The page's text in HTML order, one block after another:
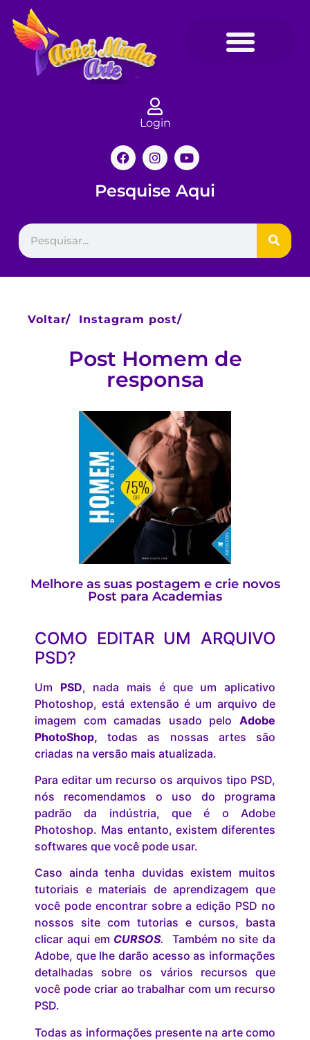
Login
Pesquise Aqui
Voltar/ Instagram post/
Post Homem de
responsa
Melhore as suas postagem e crie novos
Post para Academias
COMO EDITAR UM ARQUIVO
PSD?
Um PSD, nada mais é que um aplicativo
Photoshop, está extensão é um arquivo de
imagem com camadas usado pelo Adobe
PhotoShop, todas as nossas artes são
criadas na versão mais atualizada.
Para editar um recurso os arquivos tipo PSD,
nós recomendamos o uso do programa
padrão da indústria, que é o Adobe
Photoshop. Mas entanto, existem diferentes
softwares que você pode usar.
Caso ainda tenha duvidas existem muitos
tutoriais e materiais de aprendizagem que
você pode encontrar sobre a edição PSD no
nossos site com tutorias e cursos, basta
clicar aqui em CURSOS.
Também no site da
Adobe, que lhe darão acesso as informações
detalhadas sobre os vários recursos que
você pode criar ao trabalhar com um recurso
PSD.
Todas as informações presente na arte como